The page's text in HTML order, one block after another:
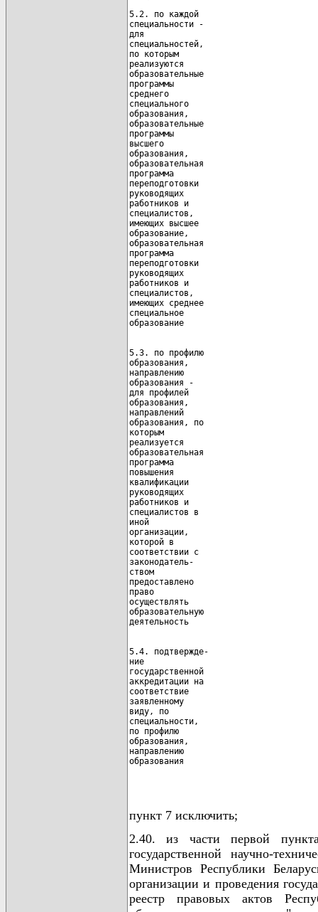
5.2. по каждой
специальности -
для
специальностей,
по которым
реализуются
образовательные
программы
среднего
специального
образования,
образовательные
программы
высшего
образования,
образовательная
программа
переподготовки
руководящих
работников и
специалистов,
имеющих высшее
образование,
образовательная
программа
переподготовки
руководящих
работников и
специалистов,
имеющих среднее
специальное
5.3. по профилю
образования,
направлению
образования -
для профилей
образования,
направлений
образования, по
которым
реализуется
образовательная
программа
повышения
квалификации
руководящих
работников и
специалистов в
иной
организации,
которой в
соответствии с
законодатель-
ством
предоставлено
право
осуществлять
образовательную
5.4. подтвержде-
ние
государственной
аккредитации на
соответствие
заявленному
виду, по
специальности,
по профилю
образования,
направлению
образования
пункт 7 исключить;
2.40. из части первой
государственной научно-
Министров Республики
организации и проведения
реестр правовых актов